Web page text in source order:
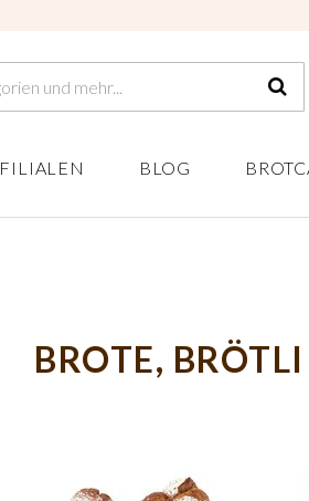
FILIALEN BLOG
BROTE,